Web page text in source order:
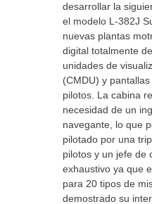
desarrollar la
el modelo L-382J
nuevas plantas
digital totalmente
unidades de
(CMDU) y
pilotos. La cabina
necesidad de un
navegante, lo que
pilotado por una
pilotos y un jefe de
exhaustivo ya que
para 20 tipos de
demostrado su